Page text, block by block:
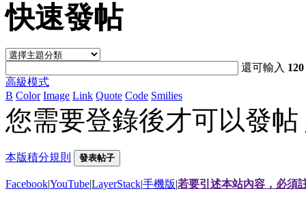
快速發帖
還可輸入 120
高級模式
B Color Image Link Quote Code Smilies
您需要登錄後才可以發帖
本版積分規則 發表帖子
Facebook|YouTube|LayerStack|手機版|若要引述本站內容，必須